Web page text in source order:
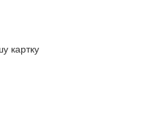
картку